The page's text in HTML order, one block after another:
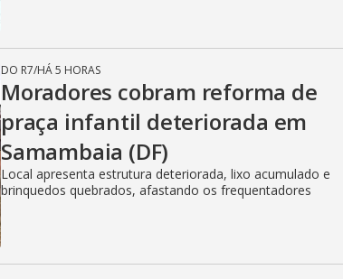
DO R7/HÁ 5 HORAS
Moradores cobram reforma de
praça infantil deteriorada em
Samambaia (DF)
Local apresenta estrutura deteriorada, lixo acumulado e
brinquedos quebrados, afastando os frequentadores